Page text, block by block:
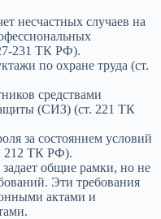
несчастных случаев на
231 ТК РФ).
по охране труда (ст.
средствами
(СИЗ) (ст. 221 ТК
за состоянием условий
212 ТК РФ).
общие рамки, но не
Эти требования
актами и